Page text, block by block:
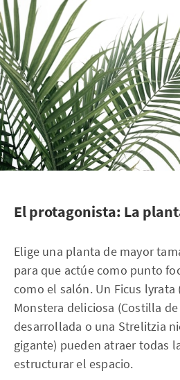
El protagonista: La
Elige una planta de mayor
para que actúe como punto
como el salón. Un Ficus lyrata
Monstera deliciosa (Costilla
desarrollada o una Strelitzia
gigante) pueden atraer todas
estructurar el espacio.